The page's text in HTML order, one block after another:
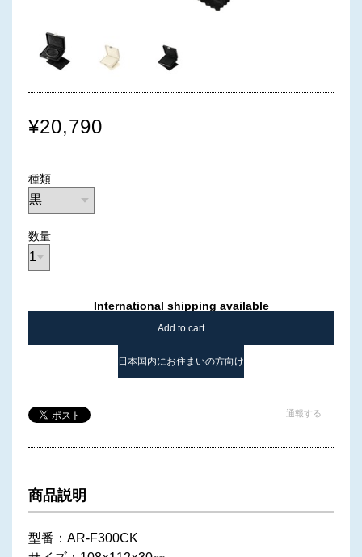
¥20,790
種類
数量
International shipping available
Add to cart
日本国内にお住まいの方向け
通報する
商品説明
型番：AR-F300CK